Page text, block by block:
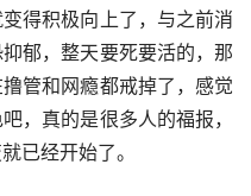
得积极向上了，与之前消
郁，整天要死要活的，那
管和网瘾都戒掉了，感觉
，真的是很多人的福报，
已经开始了。